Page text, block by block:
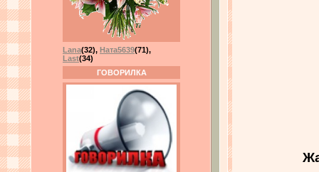
Lana(32), Ната5639(71),
Last(34)
ГОВОРИЛКА